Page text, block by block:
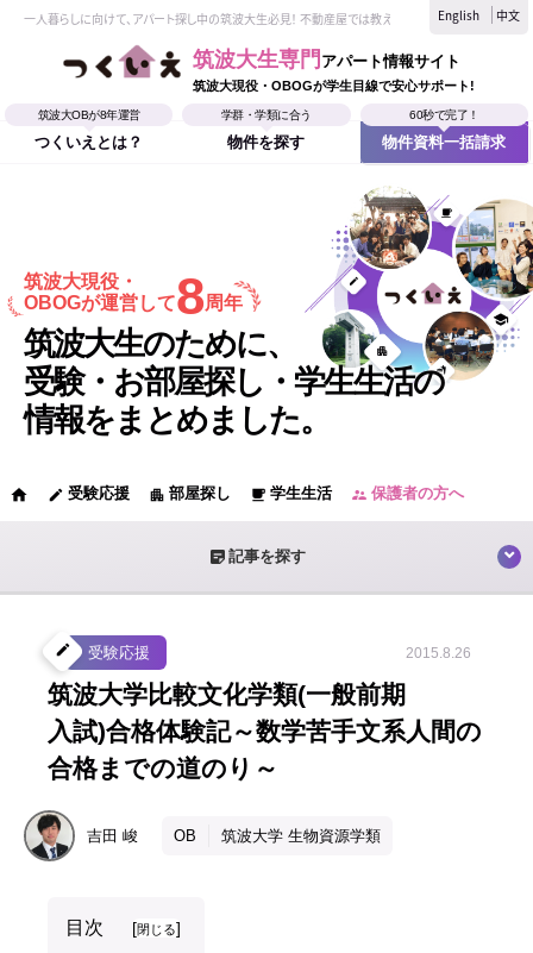
一人暮らしに向けて、アパート探し中の筑波大生必見！ 不動産屋では教えてくれない、筑波大生なら
English 中文
筑波大生専門 アパート情報サイト
筑波大現役・OBOGが学生目線で安心サポート!
筑波大OBが8年運営
つくいえとは？
学群・学類に合う
物件を探す
60秒で完了！
物件資料一括請求
筑波大現役・
OBOGが運営して8周年
筑波大生のために、
受験・お部屋探し・学生生活の
情報をまとめました。
home edit 受験応援 apartment 部屋探し local_cafe 学生生活 supervisor_account 保護者の方へ
sticky_note_2 記事を探す
create 受験応援 2015.8.26
筑波大学比較文化学類(一般前期
入試)合格体験記～数学苦手文系人間の
合格までの道のり～
吉田 峻 OB 筑波大学 生物資源学類
目次 [閉じる]